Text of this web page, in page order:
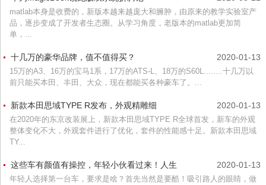
matlab本身是收费的，新版本越来越庞大和臃肿，由原来的教学实验室产
品，逐步变成了开发者生态圈。从学习角度，老版本的matlab更加简
单，...
2020-01-13
十几万的豪华品牌，值不值得买？
15万的A3、16万的宝马1系，17万的ATS-L、18万的S60L........十几万以
前只能买本田、丰田、大众，现在都能买各种豪车了。...
2020-01-13
新款本田思域TYPE R发布，外观精雕细
在2020年的东京改装展上，新款本田思域TYPE R全球首发，新车的外观
整体变化不大，外观套件进行了优化，套件的性能感十足。新款本田思域
TY...
2020-01-13
这些车有颜值有操控，年轻小伙看过来！人生
年轻人选择第一台车，要求是啥？首先当然是要酷！吸引路人的眼睛，做